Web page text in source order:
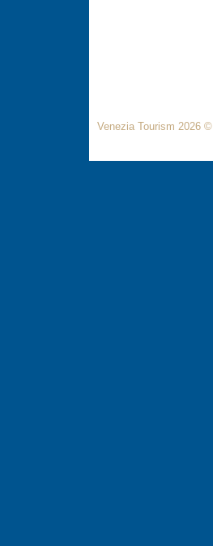
Venezia Tourism 2026 ©